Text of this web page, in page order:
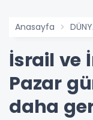
Anasayfa
İsrail ve
Pazar
daha